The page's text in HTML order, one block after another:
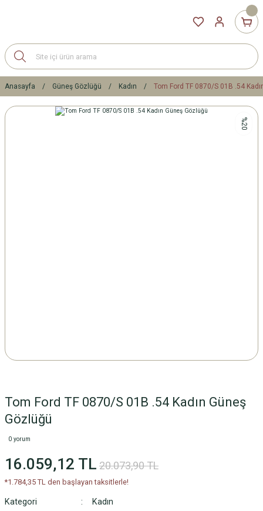
Anasayfa Güneş Gözlüğü Kadın Tom Ford TF 0870/S 01B .54
%20
Tom Ford TF 0870/S 01B .54 Kadın Güneş
Gözlüğü
0 yorum
16.059,12 TL 20.073,90 TL
*1.784,35 TL den başlayan taksitlerle!
Kategori
Kadın